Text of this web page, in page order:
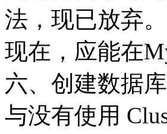
法，现已放弃。
现在，应能在
六、创建数据
与没有使用